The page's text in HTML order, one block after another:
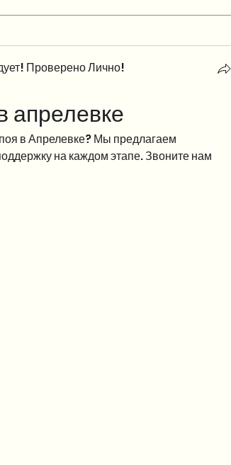
Проверено Лично!
апрелевке
в Апрелевке? Мы предлагаем
на каждом этапе. Звоните нам